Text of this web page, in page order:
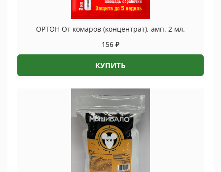
ОРТОН От комаров (концентрат), амп. 2 мл.
156 ₽
КУПИТЬ